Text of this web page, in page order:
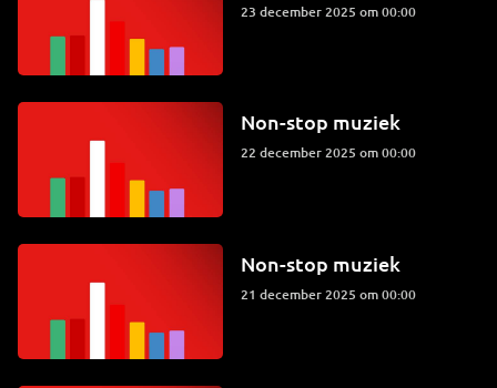
23 december 2025 om 00:00
Non-stop muziek
22 december 2025 om 00:00
Non-stop muziek
21 december 2025 om 00:00